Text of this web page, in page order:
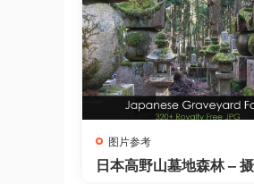
图片参考
日本高野山墓地森林 –